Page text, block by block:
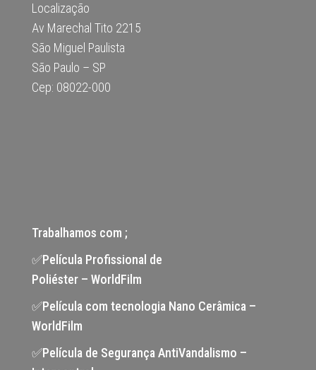
Localização
Av Marechal Tito 2215
São Miguel Paulista
São Paulo – SP
Cep: 08022-000
Trabalhamos com ;
✅Película Profissional de
Poliéster – WorldFilm
✅Película com tecnologia Nano Cerâmica –
WorldFilm
✅Película de Segurança AntiVandalismo –